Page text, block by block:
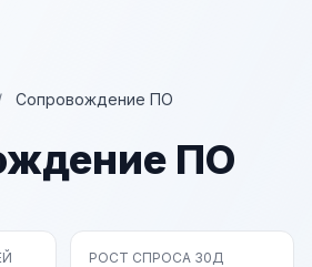
Сопровождение ПО
ПО
РОСТ СПРОСА 30Д